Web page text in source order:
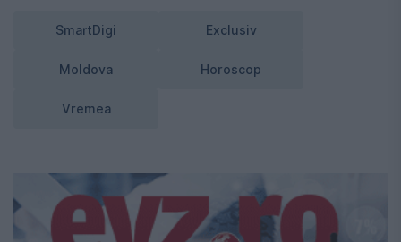
SmartDigi Exclusiv
Moldova Horoscop
Vremea